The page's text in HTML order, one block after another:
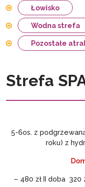
Łowisko
Wodna strefa
Pozostałe
Strefa
5-6os. z
roku) z
– 480 zł II doba